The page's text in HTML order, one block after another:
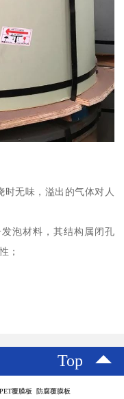
无味，溢出的气体对人
泡材料，其结构属闭孔
；
Top
覆膜板 防腐覆膜板